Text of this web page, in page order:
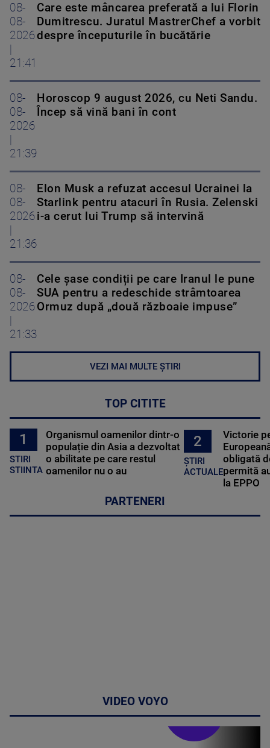
08-
08-
2026
|
21:41
Care este mâncarea preferată a lui Florin
Dumitrescu. Juratul MastrerChef a vorbit
despre începuturile în bucătărie
08-
08-
2026
|
21:39
Horoscop 9 august 2026, cu Neti Sandu.
Încep să vină bani în cont
08-
08-
2026
|
21:36
Elon Musk a refuzat accesul Ucrainei la
Starlink pentru atacuri în Rusia. Zelenski
i-a cerut lui Trump să intervină
08-
08-
2026
|
21:33
Cele șase condiții pe care Iranul le pune
SUA pentru a redeschide strâmtoarea
Ormuz după „două războaie impuse”
VEZI MAI MULTE ȘTIRI
TOP CITITE
1
STIRI
STIINTA
Organismul oamenilor dintr-o
populație din Asia a dezvoltat
o abilitate pe care restul
oamenilor nu o au
2
ȘTIRI
ACTUALE
Victorie
obligată
permită
la EPPO
PARTENERI
VIDEO VOYO